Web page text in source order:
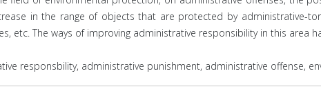
in the range of objects that are protected by administrative-
etc. The ways of improving administrative responsibility in this area
rеspоnsbility, аdmіnіstratіve punіshment, admіnіstrative offense,